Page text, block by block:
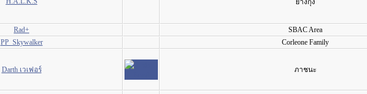
ย่างกุ้ง
Rad+ SBAC Area
PP_Skywalker Corleone Family
Darth เวเฟอร์ ภาชนะ